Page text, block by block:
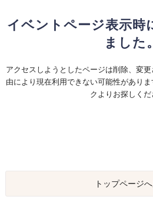
イベントページ表示時
ました。
アクセスしようとしたページは削除、変
由により現在利用できない可能性があり
クよりお探しくだ
トップページ